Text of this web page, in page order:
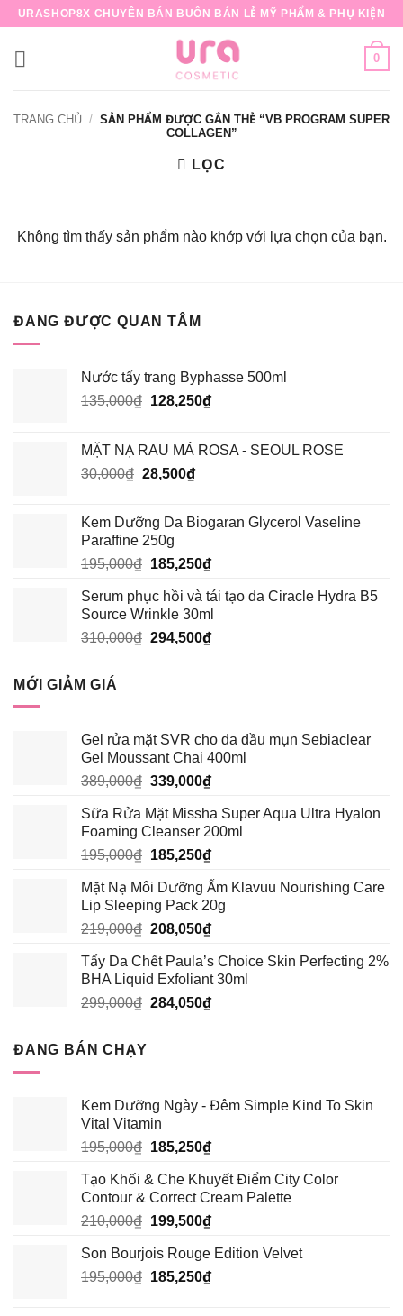
nội
URASHOP8X CHUYÊN BÁN BUÔN BÁN LẺ MỸ PHẨM & PHỤ KIỆN
0
TRANG CHỦ / SẢN PHẨM ĐƯỢC GẮN THẺ “VB PROGRAM SUPER
COLLAGEN”
LỌC
Không tìm thấy sản phẩm nào khớp với lựa chọn của bạn.
ĐANG ĐƯỢC QUAN TÂM
Nước tẩy trang Byphasse 500ml
135,000₫ Giá
135,000₫.
128,250₫Giá
là:
MẶT NẠ RAU MÁ ROSA - SEOUL ROSE
30,000₫ Giá
30,000₫.
28,500₫Giá
là:
Kem Dưỡng Da Biogaran Glycerol Vaseline
Paraffine 250g
195,000₫ Giá
là:
195,000₫.
185,250₫Giá
tại
là:
185,250₫.
Serum phục hồi và tái tạo da Ciracle Hydra B5
Source Wrinkle 30ml
310,000₫ Giá
294,500₫Giá
MỚI GIẢM GIÁ
Gel rửa mặt SVR cho da dầu mụn Sebiaclear
Gel Moussant Chai 400ml
389,000₫ Giá
là:
389,000₫.
339,000₫Giá
tại
là:
339,000₫.
Sữa Rửa Mặt Missha Super Aqua Ultra Hyalon
Foaming Cleanser 200ml
195,000₫ Giá
là:
195,000₫.
185,250₫Giá
tại
là:
185,250₫.
Mặt Nạ Môi Dưỡng Ẩm Klavuu Nourishing Care
Lip Sleeping Pack 20g
219,000₫ Giá
là:
219,000₫.
208,050₫Giá
tại
là:
208,050₫.
Tẩy Da Chết Paula’s Choice Skin Perfecting 2%
BHA Liquid Exfoliant 30ml
299,000₫ Giá
284,050₫Giá
ĐANG BÁN CHẠY
Kem Dưỡng Ngày - Đêm Simple Kind To Skin
Vital Vitamin
195,000₫ Giá
là:
195,000₫.
185,250₫Giá
tại
là:
185,250₫.
Tạo Khối & Che Khuyết Điểm City Color
Contour & Correct Cream Palette
210,000₫ Giá
là:
210,000₫.
199,500₫Giá
tại
là:
Son Bourjois Rouge Edition Velvet
195,000₫ Giá
185,250₫Giá